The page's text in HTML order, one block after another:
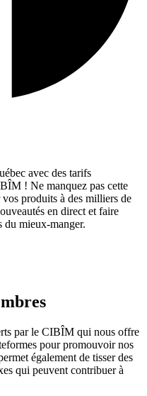
avec des tarifs
! Ne manquez pas cette
produits à des milliers de
en direct et faire
du mieux-manger.
par le CIBÎM qui nous offre
pour promouvoir nos
également de tisser des
qui peuvent contribuer à